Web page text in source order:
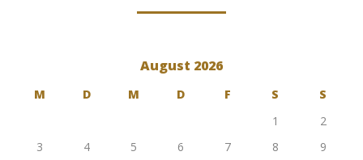
August 2026
M D M D F S
S
1
2
3
4 5 6 7 8
9